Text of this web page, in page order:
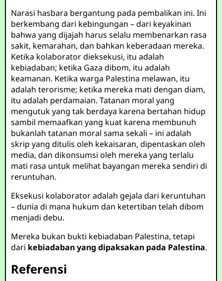
Narasi hasbara bergantung pada pembalikan ini. Ini
berkembang dari kebingungan – dari keyakinan
bahwa yang dijajah harus selalu membenarkan rasa
sakit, kemarahan, dan bahkan keberadaan mereka.
Ketika kolaborator dieksekusi, itu adalah
kebiadaban; ketika Gaza dibom, itu adalah
keamanan. Ketika warga Palestina melawan, itu
adalah terorisme; ketika mereka mati dengan diam,
itu adalah perdamaian. Tatanan moral yang
mengutuk yang tak berdaya karena bertahan hidup
sambil memaafkan yang kuat karena membunuh
bukanlah tatanan moral sama sekali – ini adalah
skrip yang ditulis oleh kekaisaran, dipentaskan oleh
media, dan dikonsumsi oleh mereka yang terlalu
mati rasa untuk melihat bayangan mereka sendiri di
reruntuhan.
Eksekusi kolaborator adalah gejala dari keruntuhan
– dunia di mana hukum dan ketertiban telah dibom
menjadi debu.
Mereka bukan bukti kebiadaban Palestina, tetapi
dari kebiadaban yang dipaksakan pada Palestina.
Referensi